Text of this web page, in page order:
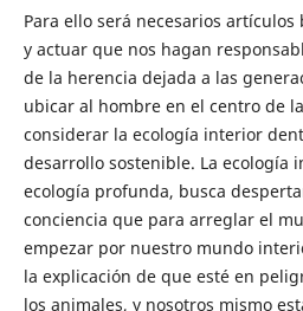
Para ello será necesarios
y actuar que nos hagan
de la herencia dejada a las
ubicar al hombre en el centro de
considerar la ecología interior
desarrollo sostenible. La ecología
ecología profunda, busca
conciencia que para arreglar el
empezar por nuestro mundo
la explicación de que esté en
los animales, y nosotros mismo